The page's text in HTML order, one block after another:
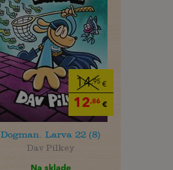
14,95 €
12,86 €
Dogman. Larva 22 (8)
Dav Pilkey
Na sklade